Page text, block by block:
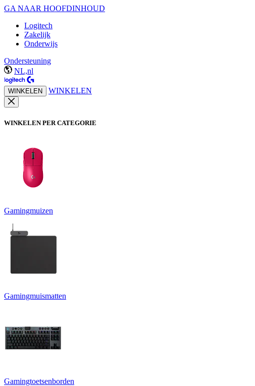
GA NAAR HOOFDINHOUD
Logitech
Zakelijk
Onderwijs
Ondersteuning
NL,nl
WINKELEN WINKELEN
WINKELEN PER CATEGORIE
Gamingmuizen
Gamingmuismatten
Gamingtoetsenborden